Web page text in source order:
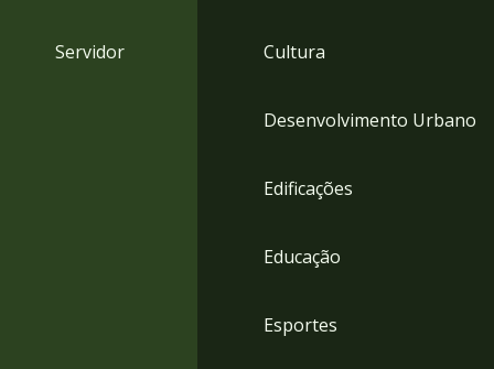
Servidor Cultura
Desenvolvimento Urbano
Edificações
Educação
Esportes